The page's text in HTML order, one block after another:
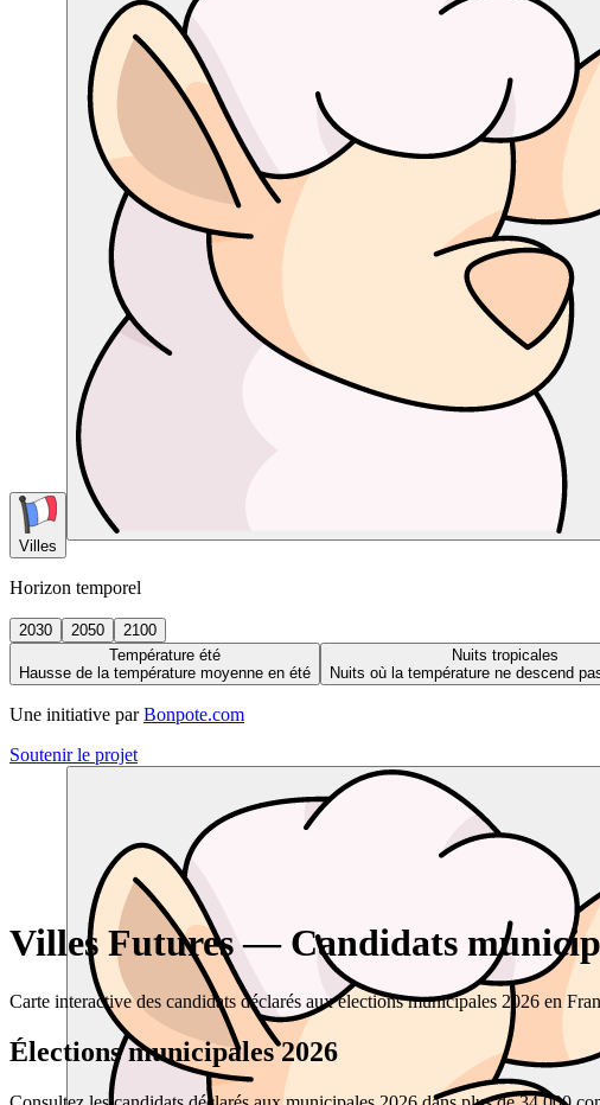
Villes
Horizon temporel
2030 2050
2100
Température été
Hausse de la température moyenne en été
Nuits tropicales
Nuits où la température ne descend
Une initiative par Bonpote.com
Soutenir le projet
Villes Futures — Candidats
Carte interactive des candidats déclarés aux élections municipales 2026 en
Élections municipales 2026